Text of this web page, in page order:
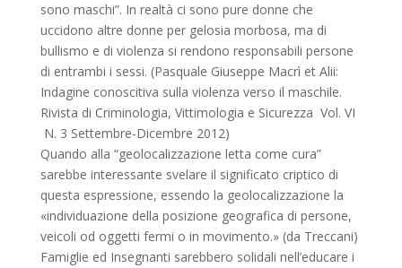
sono maschi”. In realtà ci sono pure donne che
uccidono altre donne per gelosia morbosa, ma di
bullismo e di violenza si rendono responsabili persone
di entrambi i sessi. (Pasquale Giuseppe Macrì et Alii:
Indagine conoscitiva sulla violenza verso il maschile.
Rivista di Criminologia, Vittimologia e Sicurezza Vol. VI
N. 3 Settembre-Dicembre 2012)
Quando alla “geolocalizzazione letta come cura”
sarebbe interessante svelare il significato criptico di
questa espressione, essendo la geolocalizzazione la
«individuazione della posizione geografica di persone,
veicoli od oggetti fermi o in movimento.» (da Treccani)
Famiglie ed Insegnanti sarebbero solidali nell’educare i